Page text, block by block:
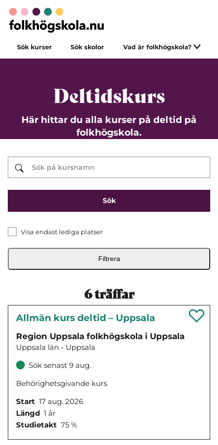
Sök kurser Sök skolor Vad är folkhögskola?
Deltidskurs
Här hittar du alla kurser på deltid på
folkhögskola.
Visa endast lediga platser
Filtrera
6träffar
Allmän kurs deltid – Uppsala
Region Uppsala folkhögskola i Uppsala
Uppsala län - Uppsala
Sök senast 9 aug.
Behörighetsgivande kurs
Start 17 aug. 2026
Längd 1 år
Studietakt 75 %